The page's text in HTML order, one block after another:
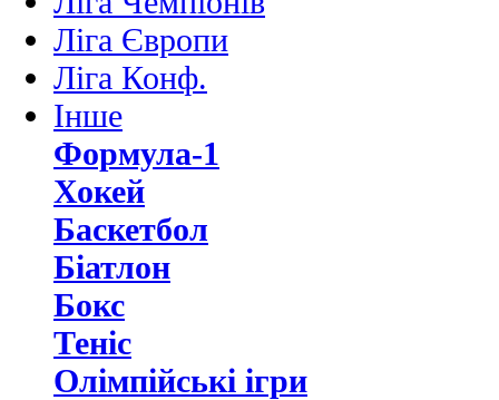
Ліга Європи
Ліга Конф.
Інше
Формула-1
Хокей
Баскетбол
Біатлон
Бокс
Теніс
Олімпійські ігри